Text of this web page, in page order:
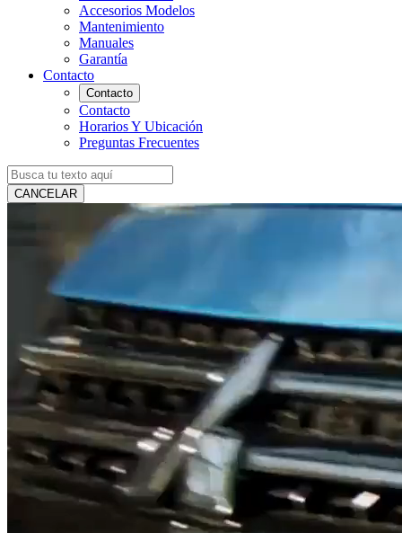
Accesorios Modelos
Mantenimiento
Manuales
Garantía
Contacto
Contacto
Contacto
Horarios Y Ubicación
Preguntas Frecuentes
CANCELAR